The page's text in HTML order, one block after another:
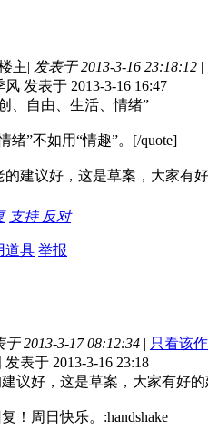
主| 发表于 2013-3-16 23:18:12 |
风 发表于 2013-3-16 16:47
、自由、生活、情绪”
绪”不如用“情趣”。[/quote]
的建议好，这是草案，大家有
支持 反对
道具 举报
于 2013-3-17 08:12:34 | 只看该
表于 2013-3-16 23:18
议好，这是草案，大家有好
！周日快乐。:handshake